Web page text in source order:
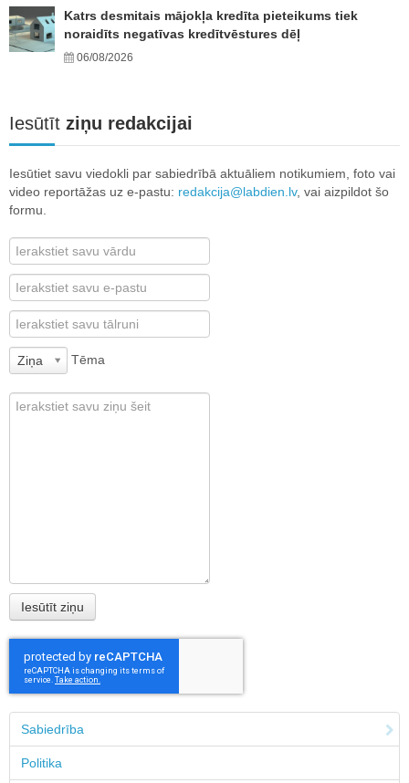
Katrs desmitais mājokļa kredīta pieteikums tiek
noraidīts negatīvas kredītvēstures dēļ
06/08/2026
Iesūtīt ziņu redakcijai
Iesūtiet savu viedokli par sabiedrībā aktuāliem notikumiem, foto vai
video reportāžas uz e-pastu: redakcija@labdien.lv, vai aizpildot šo
formu.
Ziņa Tēma
Sabiedrība
Politika